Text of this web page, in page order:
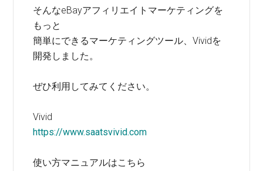
そんなeBayアフィリエイトマーケティングを
もっと
簡単にできるマーケティングツール、Vividを
開発しました。
ぜひ利用してみてください。
Vivid
https://www.saatsvivid.com
使い方マニュアルはこちら